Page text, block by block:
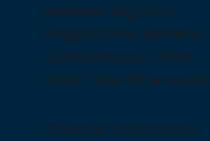
potpisao bog lično.
Pogledao me, odmerio,
odsečno kazao „Here,
mate“ i dao mi je nazad.
Dovoljno za ovaj život.